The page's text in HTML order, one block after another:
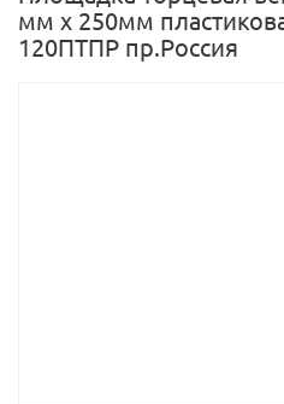
мм х 250мм
120ПТПР пр.Россия